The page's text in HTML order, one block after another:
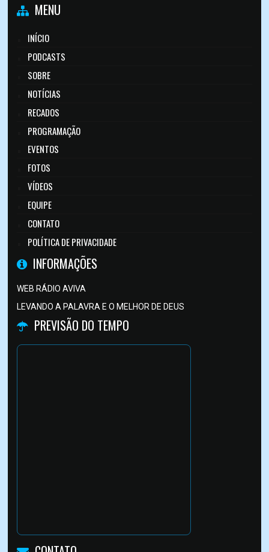
MENU
INÍCIO
PODCASTS
SOBRE
NOTÍCIAS
RECADOS
PROGRAMAÇÃO
EVENTOS
FOTOS
VÍDEOS
EQUIPE
CONTATO
POLÍTICA DE PRIVACIDADE
INFORMAÇÕES
WEB RÁDIO AVIVA
LEVANDO A PALAVRA E O MELHOR DE DEUS
PREVISÃO DO TEMPO